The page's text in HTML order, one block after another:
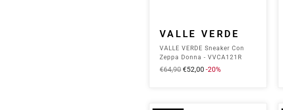
VALLE VERDE
VALLE VERDE Sneaker Con
Zeppa Donna - VVCA121R
Navy
Prezzo
€64,90Prezzo
€52,00-20%